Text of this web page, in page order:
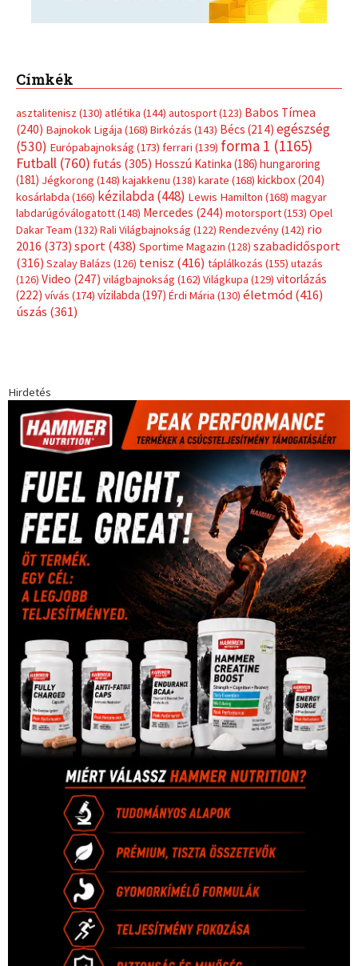
Címkék
asztalitenisz (130) atlétika (144) autosport(123) Babos Tímea
(240) Bajnokok Ligája (168) Birkózás (143) Bécs (214) egészség
(530) Európabajnokság (173) ferrari (139) forma 1 (1165)
Futball (760) futás (305) Hosszú Katinka (186) hungaroring
(181) Jégkorong (148) kajakkenu (138) karate (168) kickbox(204)
kosárlabda (166) kézilabda(448) Lewis Hamilton (168) magyar
labdarúgóválogatott(148) Mercedes (244) motorsport(153) Opel
Dakar Team (132) Rali Világbajnokság (122) Rendezvény(142) rio
2016 (373) sport(438) Sportime Magazin (128) szabadidősport
(316) Szalay Balázs (126) tenisz (416) táplálkozás (155) utazás
(126) Video (247) világbajnokság (162) Világkupa (129) vitorlázás
(222) vívás (174) vízilabda (197) Érdi Mária (130) életmód(416)
úszás (361)
Hirdetés